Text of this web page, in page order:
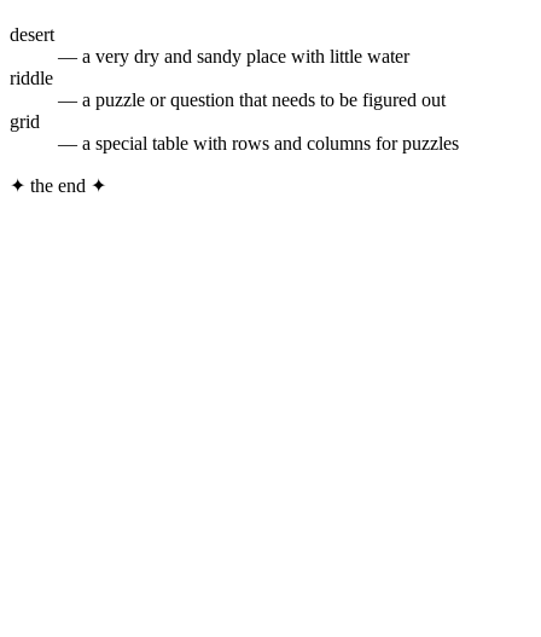
desert
— a very dry and sandy place with little water
riddle
— a puzzle or question that needs to be figured out
grid
— a special table with rows and columns for puzzles
✦ the end ✦